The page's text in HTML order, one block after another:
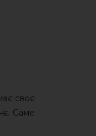
своє
Саме